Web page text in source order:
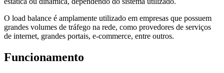
O load balance é amplamente utilizado em empresas que possuem
grandes volumes de tráfego na rede, como provedores de serviços
de internet, grandes portais, e-commerce, entre outros.
Funcionamento